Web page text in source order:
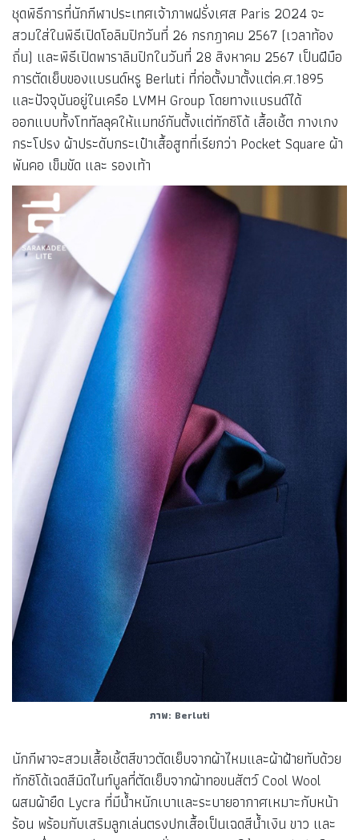
ชุดพิธีการที่นักกีฬาประเทศเจ้าภาพฝรั่งเศส Paris 2024 จะ
สวมใส่ในพิธีเปิดโอลิมปิกวันที่ 26 กรกฎาคม 2567 (เวลาท้อง
ถิ่น) และพิธีเปิดพาราลิมปิกในวันที่ 28 สิงหาคม 2567 เป็นฝีมือ
การตัดเย็บของแบรนด์หรู Berluti ที่ก่อตั้งมาตั้งแต่ค.ศ.1895
และปัจจุบันอยู่ในเครือ LVMH Group โดยทางแบรนด์ได้
ออกแบบทั้งโททัลลุคให้แมทช์กันตั้งแต่ทักซิโด้ เสื้อเชิ้ต กางเกง
กระโปรง ผ้าประดับกระเป๋าเสื้อสูทที่เรียกว่า Pocket Square ผ้า
พันคอ เข็มขัด และ รองเท้า
ภาพ: Berluti
นักกีฬาจะสวมเสื้อเชิ้ตสีขาวตัดเย็บจากผ้าไหมและผ้าฝ้ายทับด้วย
ทักซิโด้เฉดสีมิดไนท์บูลที่ตัดเย็บจากผ้าทอขนสัตว์ Cool Wool
ผสมผ้ายืด Lycra ที่มีน้ำหนักเบาและระบายอากาศเหมาะกับหน้า
ร้อน พร้อมกับเสริมลูกเล่นตรงปกเสื้อเป็นเฉดสีน้ำเงิน ขาว และ